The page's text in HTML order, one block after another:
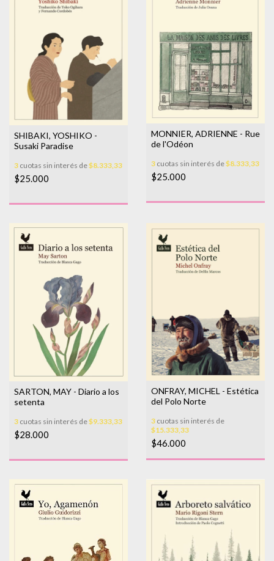
SHIBAKI, YOSHIKO -
Susaki Paradise
3 cuotas sin interés de$8.333,33
$25.000
MONNIER, ADRIENNE - Rue
de l'Odéon
3 cuotas sin interés de$8.333,33
$25.000
SARTON, MAY - Diario a los
setenta
3 cuotas sin interés de$9.333,33
$28.000
ONFRAY, MICHEL - Estética
del Polo Norte
3 cuotas sin interés de
$15.333,33
$46.000